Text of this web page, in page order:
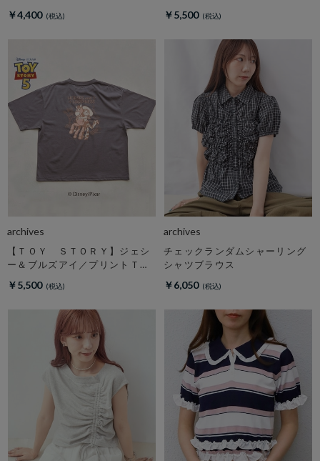
￥4,400 ￥5,500
archives
【ＴＯＹ ＳＴＯＲＹ】ジェシ
ー＆ブルズアイ／プリントＴチ
￥5,500
archives
チェックランダムシャーリング
シャツブラウス
￥6,050